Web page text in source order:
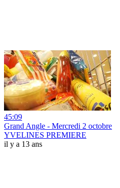
45:09
Grand Angle - Mercredi 2 octobre
YVELINES PREMIERE
il y a 13 ans